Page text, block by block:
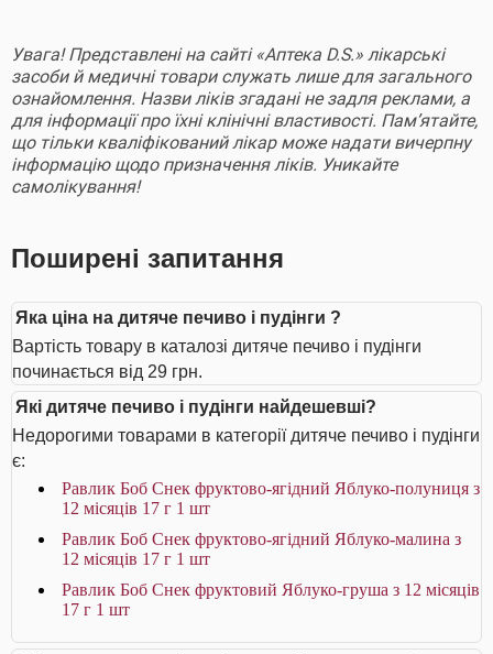
Увага! Представлені на сайті «Аптека D.S.» лікарські
засоби й медичні товари служать лише для загального
ознайомлення. Назви ліків згадані не задля реклами, а
для інформації про їхні клінічні властивості. Пам’ятайте,
що тільки кваліфікований лікар може надати вичерпну
інформацію щодо призначення ліків. Уникайте
самолікування!
Поширені запитання
Яка ціна на дитяче печиво і пудінги ?
Вартість товару в каталозі дитяче печиво і пудінги
починається від 29 грн.
Які дитяче печиво і пудінги найдешевші?
Недорогими товарами в категорії дитяче печиво і пудінги
є:
Равлик Боб Снек фруктово-ягідний Яблуко-полуниця з
12 місяців 17 г 1 шт
Равлик Боб Снек фруктово-ягідний Яблуко-малина з
12 місяців 17 г 1 шт
Равлик Боб Снек фруктовий Яблуко-груша з 12 місяців
17 г 1 шт